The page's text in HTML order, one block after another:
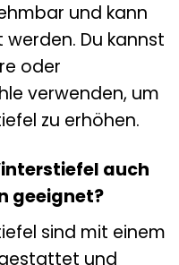
und kann
Du kannst
oder
verwenden, um
zu erhöhen.
auch
geeignet?
sind mit einem
und